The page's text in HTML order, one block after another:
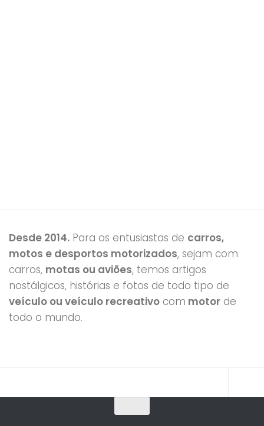
Desde 2014. Para os entusiastas de carros,
motos e desportos motorizados, sejam com
carros, motas ou aviões, temos artigos
nostálgicos, histórias e fotos de todo tipo de
veículo ou veículo recreativo com motor de
todo o mundo.